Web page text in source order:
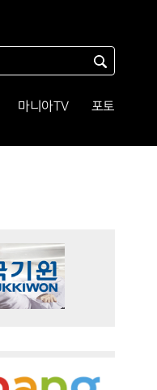
마니아TV 포토